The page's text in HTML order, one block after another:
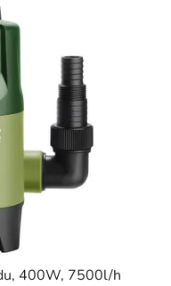
400W, 7500l/h